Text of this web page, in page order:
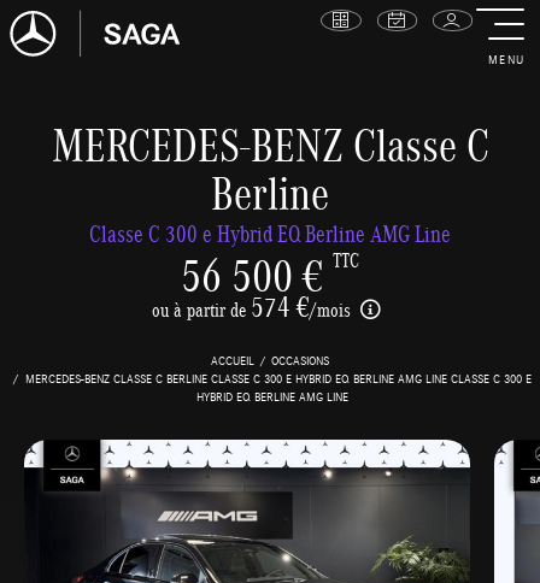
MENU
MERCEDES-BENZ Classe C
Berline
Classe C 300 e Hybrid EQ Berline AMG Line
56 500 € TTC
ou à partir de 574 €/mois
ACCUEIL
OCCASIONS
MERCEDES-BENZ CLASSE C BERLINE CLASSE C 300 E HYBRID EQ BERLINE AMG LINE CLASSE C 300 E
HYBRID EQ BERLINE AMG LINE